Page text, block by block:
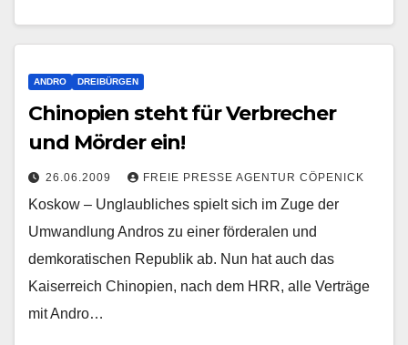
ANDRO DREIBÜRGEN
Chinopien steht für Verbrecher
und Mörder ein!
26.06.2009 FREIE PRESSE AGENTUR CÖPENICK
Koskow – Unglaubliches spielt sich im Zuge der
Umwandlung Andros zu einer förderalen und
demkoratischen Republik ab. Nun hat auch das
Kaiserreich Chinopien, nach dem HRR, alle Verträge
mit Andro…